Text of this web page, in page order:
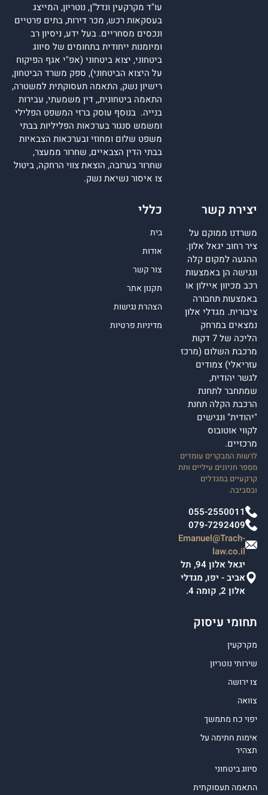
עו"ד מקרקעין ונדל"ן, נוטריון, המייצג
בעסקאות רכש, מכר דירות, בתים פרטיים
ונכסים מסחריים. בעל ידע, ניסיון רב
ומיומנות ייחודית בתחומים של סיווג
ביטחוני, יצוא ביטחוני (אפ"י אגף הפיקוח
על היצוא הביטחוני), ספק משרד הביטחון,
רישיון נשק, התאמה תעסוקתית למשטרה,
התאמה ביטחונית,, דין משמעתי, עבירות
בנייה. בנוסף עוסק ברזי המשפט הפלילי
ומשמש סנגור בערכאות הפליליות בבתי
משפט שלום ומחוזי ובערכאות הצבאיות
בבתי הדין הצבאיים, שחרור ממעצר,
שחרור בערובה, הוצאת צווי הרחקה, ביטול
צו איסור נשיאת נשק.
יצירת קשר
משרדנו ממוקם על
ציר רחוב יגאל אלון.
ההגעה למקום קלה
ונגישה הן באמצעות
רכב מכיוון איילון או
באמצעות תחבורה
ציבורית. מגדלי אלון
נמצאים במרחק
הליכה של 7 דקות
מרכבת השלום (מרכז
עזריאלי) צמודים
לגשר יהודית,
שמתחבר לתחנת
הרכבת הקלה תחנת
"יהודית" ונגישים
לקווי אוטובוס
מרכזיים.
לרשות המבקרים עומדים
מספר חניונים עיליים ותת
קרקעיים במגדלים
ובסביבה.
055-2550011
079-7292409
Emanuel@Trach-
law.co.il
יגאל אלון 94, תל
אביב - יפו, מגדלי
אלון 2, קומה 4.
כללי
בית
אודות
צור קשר
תקנון אתר
הצהרת נגישות
מדיניות פרטיות
תחומי עיסוק
מקרקעין
שירותי נוטריון
צו ירושה
צוואה
יפוי כח מתמשך
אימות חתימה על
תצהיר
סיווג ביטחוני
התאמה תעסוקתית